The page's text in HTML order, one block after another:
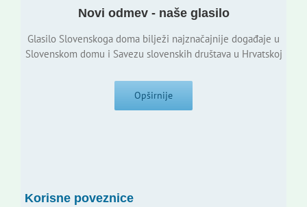
Novi odmev - naše glasilo
Glasilo Slovenskoga doma bilježi najznačajnije događaje u
Slovenskom domu i Savezu slovenskih društava u Hrvatskoj
Opširnije
Korisne poveznice